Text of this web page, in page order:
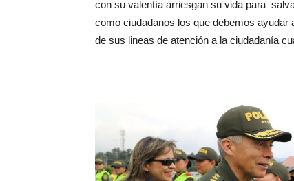
con su valentía arriesgan su vida para
como ciudadanos los que debemos
de sus lineas de atención a la ciudadanía